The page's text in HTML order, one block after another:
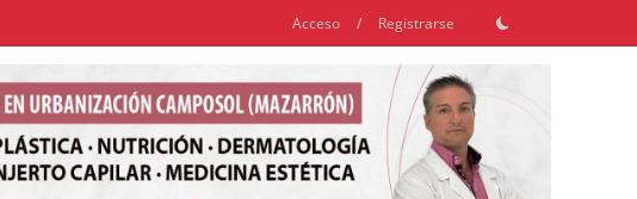
Acceso / Registrarse